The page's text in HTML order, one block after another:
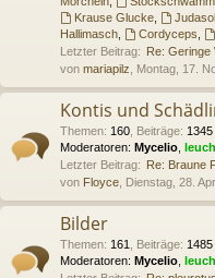
Krause Glucke,
Hallimasch
Cordyceps
Letzter Beitrag: Re: Geringe
von mariapilz , Montag, 17.
Kontis und
Themen: 160 Beiträge: 1345
Moderatoren: Mycelio
Letzter Beitrag: Re: Braune
von Floyce , Dienstag, 28.
Bilder
Themen: 161 Beiträge: 1485
Moderatoren: Mycelio